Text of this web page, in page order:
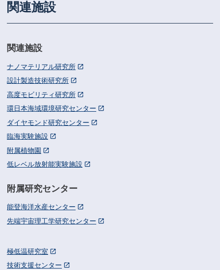
関連施設
関連施設
ナノマテリアル研究所
設計製造技術研究所
高度モビリティ研究所
環日本海域環境研究センター
ダイヤモンド研究センター
臨海実験施設
附属植物園
低レベル放射能実験施設
附属研究センター
能登海洋水産センター
先端宇宙理工学研究センター
極低温研究室
技術支援センター